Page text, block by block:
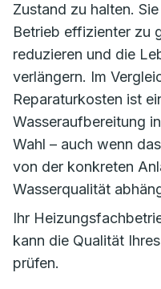
Zustand zu halten.
Betrieb effizienter zu
reduzieren und die
verlängern. Im
Reparaturkosten ist
Wasseraufbereitung
Wahl – auch wenn
von der konkreten
Wasserqualität
Ihr
kann die Qualität
prüfen.